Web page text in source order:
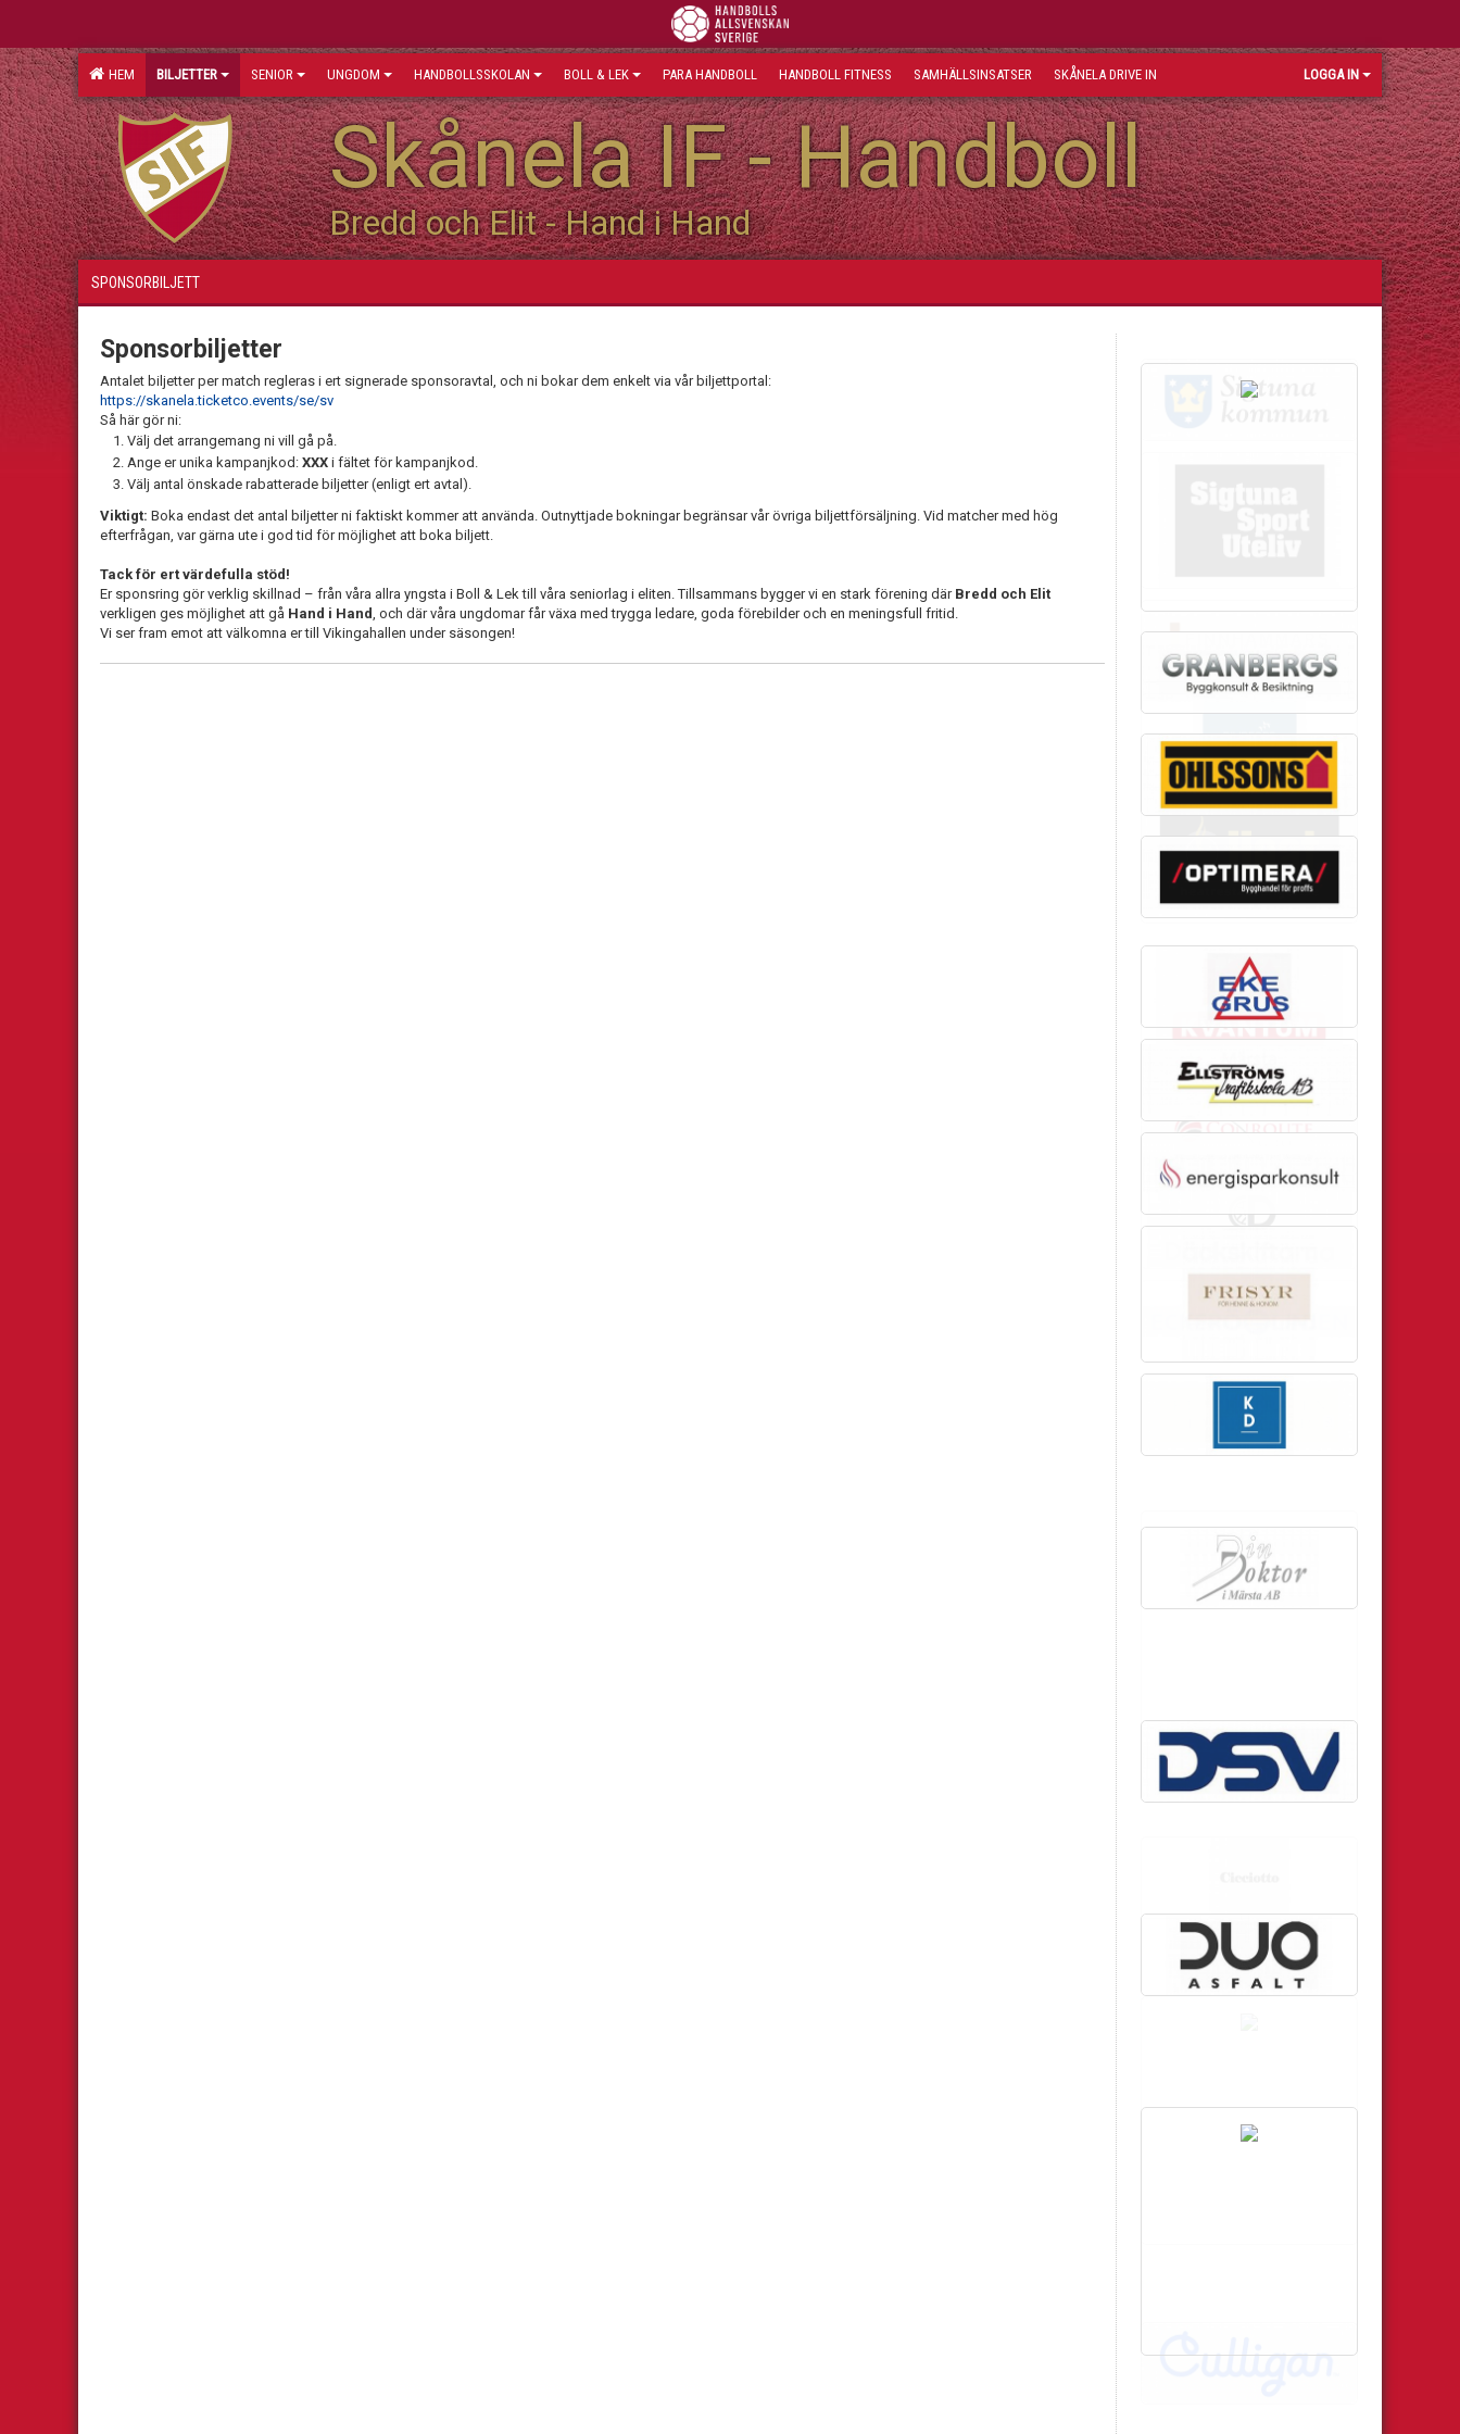
HEM BILJETTER SENIOR UNGDOM HANDBOLLSSKOLAN BOLL & LEK PARA HANDBOLL HANDBOLL FITNESS SAMHÄLLSINSATSER SKÅNELA DRIVE IN LOGGA IN
Skånela IF - Handboll
Bredd och Elit - Hand i Hand
SPONSORBILJETT
Sponsorbiljetter
Antalet biljetter per match regleras i ert signerade sponsoravtal, och ni bokar dem enkelt via vår biljettportal:
https://skanela.ticketco.events/se/sv
Så här gör ni:
Välj det arrangemang ni vill gå på.
Ange er unika kampanjkod: XXX i fältet för kampanjkod.
Välj antal önskade rabatterade biljetter (enligt ert avtal).
Viktigt: Boka endast det antal biljetter ni faktiskt kommer att använda. Outnyttjade bokningar begränsar vår övriga biljettförsäljning. Vid matcher med hög
efterfrågan, var gärna ute i god tid för möjlighet att boka biljett.
Tack för ert värdefulla stöd!
Er sponsring gör verklig skillnad – från våra allra yngsta i Boll & Lek till våra seniorlag i eliten. Tillsammans bygger vi en stark förening där Bredd och Elit
verkligen ges möjlighet att gå Hand i Hand, och där våra ungdomar får växa med trygga ledare, goda förebilder och en meningsfull fritid.
Vi ser fram emot att välkomna er till Vikingahallen under säsongen!